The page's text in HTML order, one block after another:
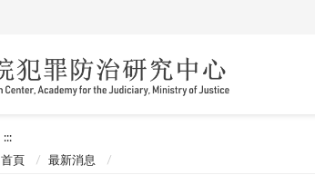
:::
首頁 最新消息